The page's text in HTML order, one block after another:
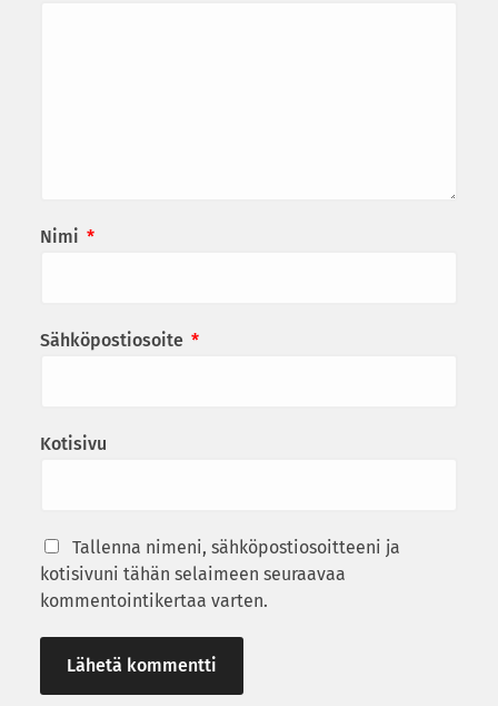
Nimi *
Sähköpostiosoite *
Kotisivu
Tallenna nimeni, sähköpostiosoitteeni ja
kotisivuni tähän selaimeen seuraavaa
kommentointikertaa varten.